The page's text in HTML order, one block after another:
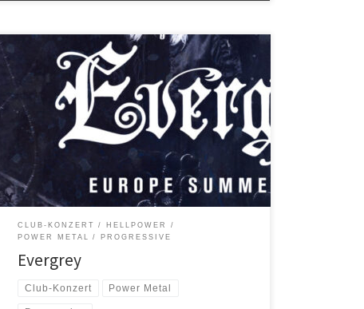
EVERGREY, Göteborgs Meister der Melancholie sind
bereit seit 1993 aktiv und bieten nun mit ihrem neuen
Album einen weiteren Ausbruch wunderschöner
Dunkelheit und verwandeln ihr inneres Feuer in etwas
Unaufhaltsames: Ihr intensives fünfzehntes Album,
„Architects Of A New Weave“, erscheint am 5. Juni
2026 über Napalm Records, nur wenige Tage […]
CLUB-KONZERT
HELLPOWER
POWER METAL
PROGRESSIVE
Evergrey
Club-Konzert Power Metal